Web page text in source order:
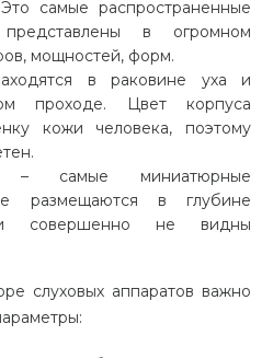
самые распространенные
в огромном
мощностей, форм.
в раковине уха и
проходе. Цвет корпуса
кожи человека, поэтому
– самые миниатюрные
размещаются в глубине
совершенно не видны
слуховых аппаратов важно